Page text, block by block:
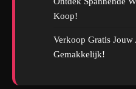
Koop!
Verkoop Gratis
Gemakkelijk!